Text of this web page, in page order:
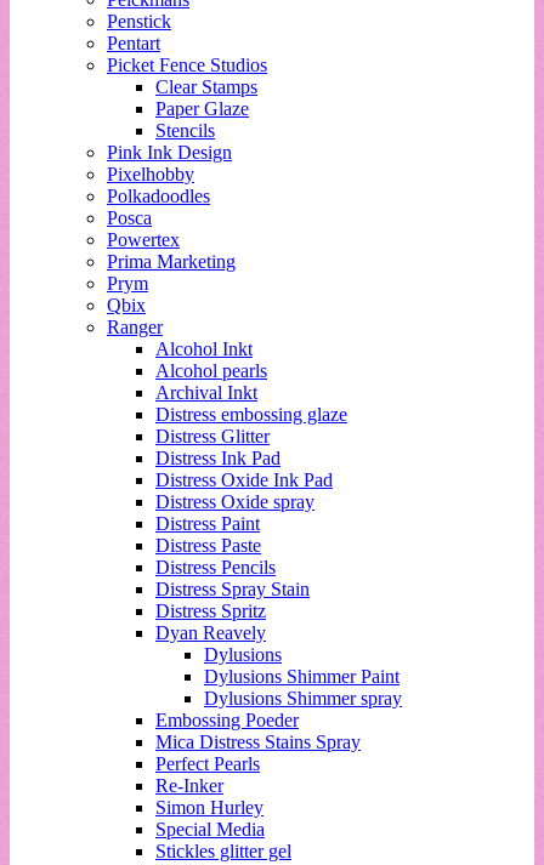
Penstick
Pentart
Picket Fence Studios
Clear Stamps
Paper Glaze
Stencils
Pink Ink Design
Pixelhobby
Polkadoodles
Posca
Powertex
Prima Marketing
Prym
Qbix
Ranger
Alcohol Inkt
Alcohol pearls
Archival Inkt
Distress embossing glaze
Distress Glitter
Distress Ink Pad
Distress Oxide Ink Pad
Distress Oxide spray
Distress Paint
Distress Paste
Distress Pencils
Distress Spray Stain
Distress Spritz
Dyan Reavely
Dylusions
Dylusions Shimmer Paint
Dylusions Shimmer spray
Embossing Poeder
Mica Distress Stains Spray
Perfect Pearls
Re-Inker
Simon Hurley
Special Media
Stickles glitter gel